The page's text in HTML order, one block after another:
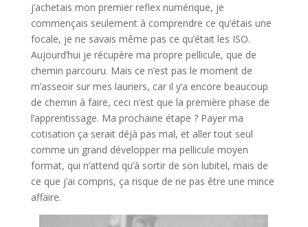
j’achetais mon premier reflex numérique, je
commençais seulement à comprendre ce qu’étais une
focale, je ne savais même pas ce qu’était les ISO.
Aujourd’hui je récupère ma propre pellicule, que de
chemin parcouru. Mais ce n’est pas le moment de
m’asseoir sur mes lauriers, car il y’a encore beaucoup
de chemin à faire, ceci n’est que la première phase de
l’apprentissage. Ma prochaine étape ? Payer ma
cotisation ça serait déjà pas mal, et aller tout seul
comme un grand développer ma pellicule moyen
format, qui n’attend qu’à sortir de son lubitel, mais de
ce que j’ai compris, ça risque de ne pas être une mince
affaire.